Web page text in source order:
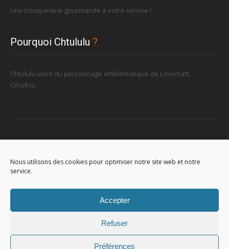
Nous utilisons des cookies pour optimiser notre site web et notre
service.
Accepter
Refuser
Préférences
Une bouquinerie gourmande à votre service !
Pourquoi Chtululu ?
Chtululu vient du personnage emblématique de Lovecraft,
Cthulhu.
. All Rights Reserved. L'utilisation de ce site signifie